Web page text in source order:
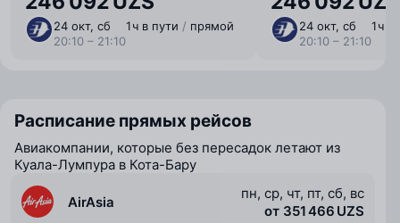
24 окт, сб
20:10 – 21:10
1 ⁠ч в пути / прямой
24 окт, сб
20:10 – 21:10
1 ⁠ч
Расписание прямых рейсов
Авиакомпании, которые без пересадок летают из
Куала-Лумпура в Кота-Бару
AirAsia
пн, ср, чт, пт, сб, вс
от 351 466 UZS